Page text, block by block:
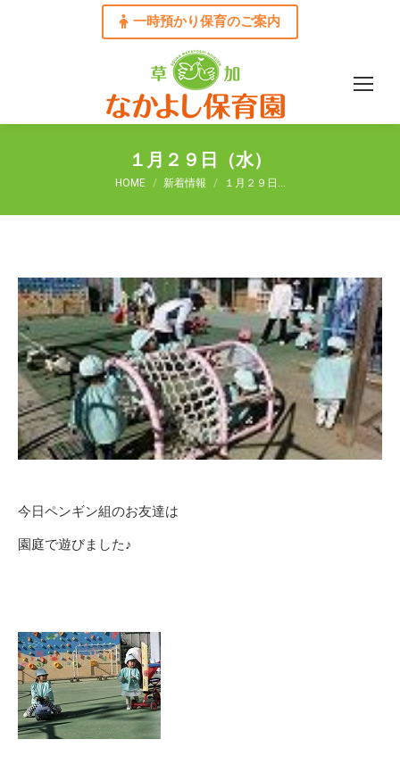
一時預かり保育のご案内
１月２９日（水）
You are here:
HOME 新着情報 １月２９日…
今日ペンギン組のお友達は
園庭で遊びました♪